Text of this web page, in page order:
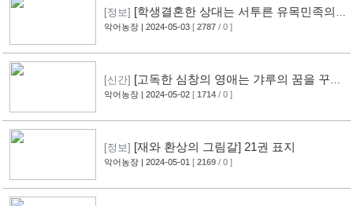
[정보] [학생결혼한 상대는 서투른 유목민족의
공주였습니다] 2권 표지
악어농장 | 2024-05-03 [ 2787 / 0 ]
[신간] [고독한 심창의 영애는 갸루의 꿈을 꾸는
가?] 1권 표지
악어농장 | 2024-05-02 [ 1714 / 0 ]
[정보] [재와 환상의 그림갈] 21권 표지
악어농장 | 2024-05-01 [ 2169 / 0 ]